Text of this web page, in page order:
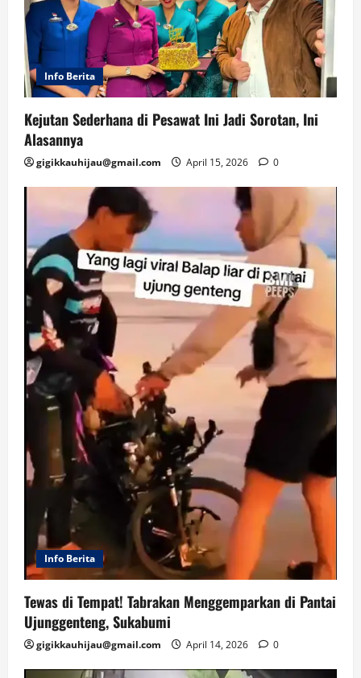
Info Berita
Kejutan Sederhana di Pesawat Ini Jadi Sorotan, Ini
Alasannya
gigikkauhijau@gmail.com April 15, 2026 0
Info Berita
Tewas di Tempat! Tabrakan Menggemparkan di Pantai
Ujunggenteng, Sukabumi
gigikkauhijau@gmail.com April 14, 2026 0